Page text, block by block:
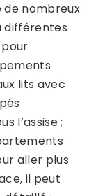
nombreux
différentes
lits avec
l’assise ;
aller plus
il peut